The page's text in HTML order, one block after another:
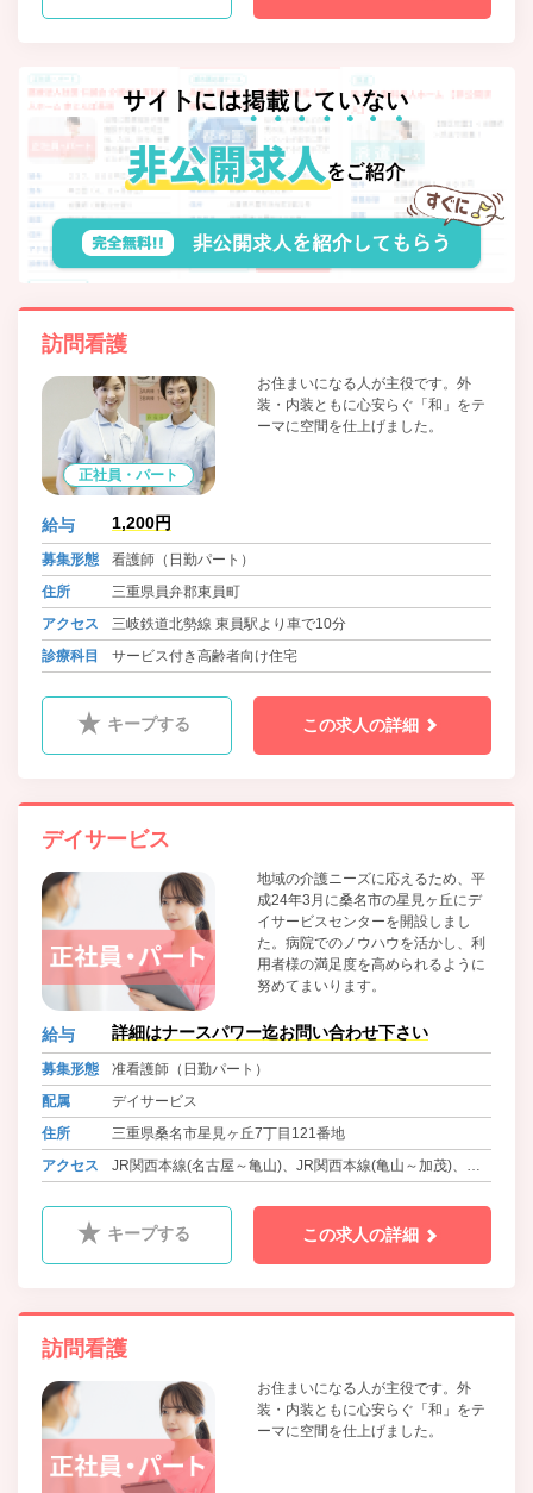
訪問看護
正社員・パート
お住まいになる人が主役です。外
装・内装ともに心安らぐ「和」をテ
ーマに空間を仕上げました。
給与 1,200円
募集形態
看護師（日勤パート）
住所
三重県員弁郡東員町
アクセス
三岐鉄道北勢線 東員駅より車で10分
診療科目
サービス付き高齢者向け住宅
キープする この求人の詳細
デイサービス
地域の介護ニーズに応えるため、平
成24年3月に桑名市の星見ヶ丘にデ
イサービスセンターを開設しまし
た。病院でのノウハウを活かし、利
用者様の満足度を高められるように
努めてまいります。
給与 詳細はナースパワー迄お問い合わせ下さい
募集形態
准看護師（日勤パート）
配属
デイサービス
住所
三重県桑名市星見ヶ丘7丁目121番地
アクセス
JR関西本線(名古屋～亀山)、JR関西本線(亀山～加茂)、近
三岐鉄道北勢線 星川駅 徒歩15分
キープする この求人の詳細
訪問看護
お住まいになる人が主役です。外
装・内装ともに心安らぐ「和」をテ
ーマに空間を仕上げました。